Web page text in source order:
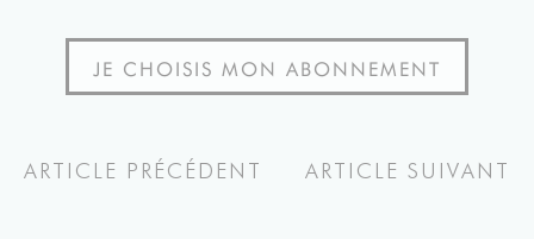
JE CHOISIS MON ABONNEMENT
ARTICLE PRÉCÉDENT ARTICLE SUIVANT